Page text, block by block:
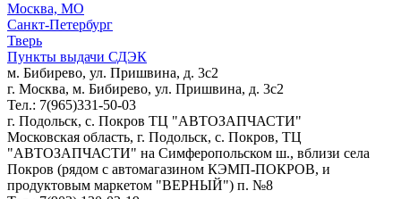
Москва, МО
Санкт-Петербург
Тверь
Пункты выдачи СДЭК
м. Бибирево, ул. Пришвина, д. 3с2
г. Москва, м. Бибирево, ул. Пришвина, д. 3с2
Тел.: 7(965)331-50-03
г. Подольск, c. Покров ТЦ "АВТОЗАПЧАСТИ"
Московская область, г. Подольск, c. Покров, ТЦ
"АВТОЗАПЧАСТИ" на Симферопольском ш., вблизи села
Покров (рядом с автомагазином КЭМП-ПОКРОВ, и
продуктовым маркетом "ВЕРНЫЙ") п. №8